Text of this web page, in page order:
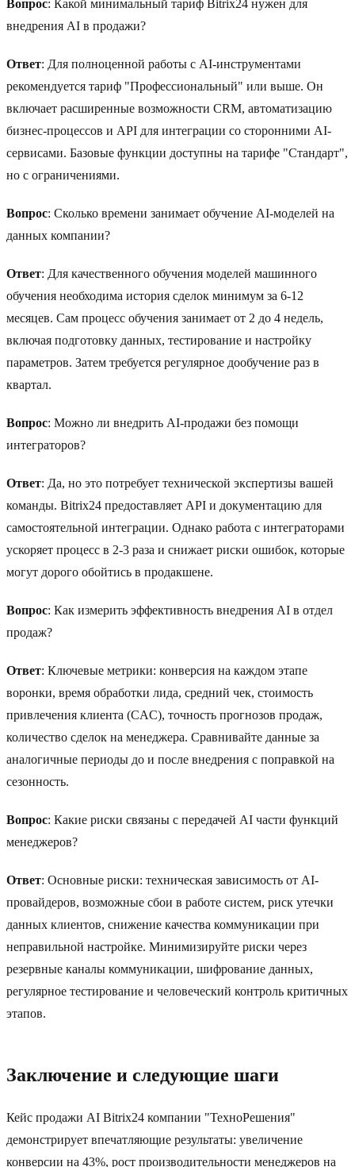
Вопрос: Какой минимальный тариф Bitrix24 нужен для
внедрения AI в продажи?
Ответ: Для полноценной работы с AI-инструментами
рекомендуется тариф "Профессиональный" или выше. Он
включает расширенные возможности CRM, автоматизацию
бизнес-процессов и API для интеграции со сторонними AI-
сервисами. Базовые функции доступны на тарифе "Стандарт",
но с ограничениями.
Вопрос: Сколько времени занимает обучение AI-моделей на
данных компании?
Ответ: Для качественного обучения моделей машинного
обучения необходима история сделок минимум за 6-12
месяцев. Сам процесс обучения занимает от 2 до 4 недель,
включая подготовку данных, тестирование и настройку
параметров. Затем требуется регулярное дообучение раз в
квартал.
Вопрос: Можно ли внедрить AI-продажи без помощи
интеграторов?
Ответ: Да, но это потребует технической экспертизы вашей
команды. Bitrix24 предоставляет API и документацию для
самостоятельной интеграции. Однако работа с интеграторами
ускоряет процесс в 2-3 раза и снижает риски ошибок, которые
могут дорого обойтись в продакшене.
Вопрос: Как измерить эффективность внедрения AI в отдел
продаж?
Ответ: Ключевые метрики: конверсия на каждом этапе
воронки, время обработки лида, средний чек, стоимость
привлечения клиента (CAC), точность прогнозов продаж,
количество сделок на менеджера. Сравнивайте данные за
аналогичные периоды до и после внедрения с поправкой на
сезонность.
Вопрос: Какие риски связаны с передачей AI части функций
менеджеров?
Ответ: Основные риски: техническая зависимость от AI-
провайдеров, возможные сбои в работе систем, риск утечки
данных клиентов, снижение качества коммуникации при
неправильной настройке. Минимизируйте риски через
резервные каналы коммуникации, шифрование данных,
регулярное тестирование и человеческий контроль критичных
этапов.
Заключение и следующие шаги
Кейс продажи AI Bitrix24 компании "ТехноРешения"
демонстрирует впечатляющие результаты: увеличение
конверсии на 43%, рост производительности менеджеров на